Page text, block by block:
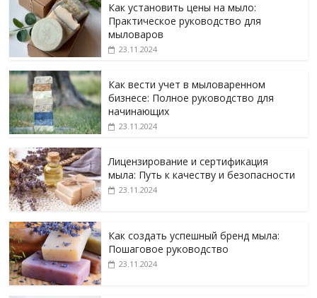
Как установить цены на мыло:
Практическое руководство для
мыловаров
23.11.2024
Как вести учет в мыловаренном
бизнесе: Полное руководство для
начинающих
23.11.2024
Лицензирование и сертификация
мыла: Путь к качеству и безопасности
23.11.2024
Как создать успешный бренд мыла:
Пошаговое руководство
23.11.2024